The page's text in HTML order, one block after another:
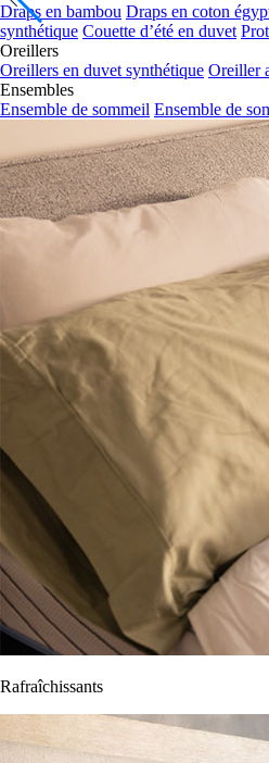
Draps en bambou Draps en coton
synthétique Couette d’été en duvet
Oreillers
Oreillers en duvet synthétique Oreiller
Ensembles
Ensemble de sommeil Ensemble de
Rafraîchissants